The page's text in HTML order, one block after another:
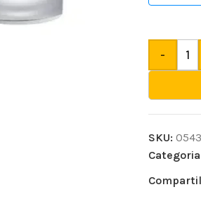
-
SKU: 0543